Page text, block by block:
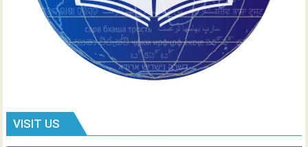
VISIT US